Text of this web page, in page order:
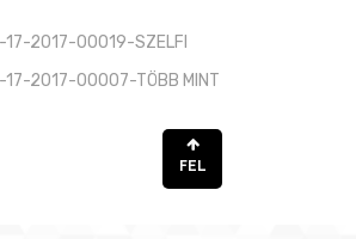
17-2017-00019-SZELFI
17-2017-00007-TÖBB MINT
FEL